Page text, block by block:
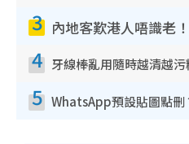
3
4
5